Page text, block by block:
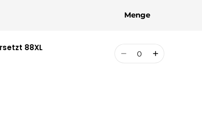
Menge
88XL Menge